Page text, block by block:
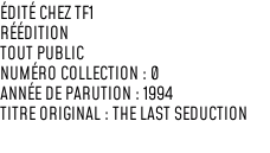
ÉDITÉ CHEZTF1
RÉÉDITION
TOUT PUBLIC
NUMÉRO COLLECTION : 0
ANNÉE DE PARUTION : 1994
TITRE ORIGINAL : THE LAST SEDUCTION